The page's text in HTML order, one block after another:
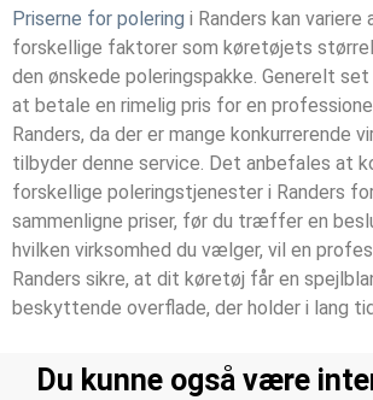
Priserne for polering i Randers kan
forskellige faktorer som køretøjets
den ønskede poleringspakke. Generelt
at betale en rimelig pris for en
Randers, da der er mange konkurrerende
tilbyder denne service. Det anbefales at
forskellige poleringstjenester i Randers
sammenligne priser, før du træffer en
hvilken virksomhed du vælger, vil en
Randers sikre, at dit køretøj får en
beskyttende overflade, der holder i lang
Du kunne også være